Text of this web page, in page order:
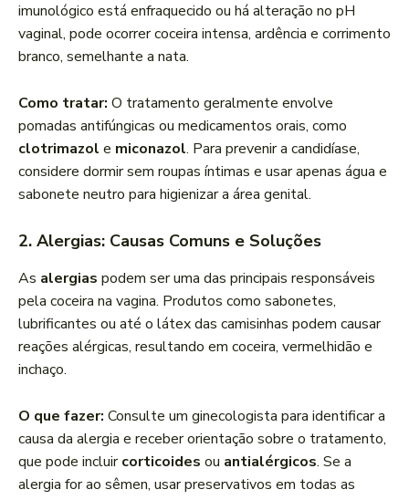
imunológico está enfraquecido ou há alteração no pH
vaginal, pode ocorrer coceira intensa, ardência e corrimento
branco, semelhante a nata.
Como tratar: O tratamento geralmente envolve
pomadas antifúngicas ou medicamentos orais, como
clotrimazol e miconazol. Para prevenir a candidíase,
considere dormir sem roupas íntimas e usar apenas água e
sabonete neutro para higienizar a área genital.
2. Alergias: Causas Comuns e Soluções
As alergias podem ser uma das principais responsáveis
pela coceira na vagina. Produtos como sabonetes,
lubrificantes ou até o látex das camisinhas podem causar
reações alérgicas, resultando em coceira, vermelhidão e
inchaço.
O que fazer: Consulte um ginecologista para identificar a
causa da alergia e receber orientação sobre o tratamento,
que pode incluircorticoides ou antialérgicos. Se a
alergia for ao sêmen, usar preservativos em todas as